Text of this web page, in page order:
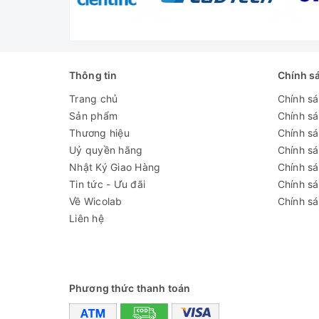
- Chức năng an toàn: Cảnh báo nhiệt độ cao/
Đánh giá
Thông tin
Trang chủ
Sản phẩm
Thương hiệu
Uỷ quyền hãng
Nhật Ký Giao Hàng
Tin tức - Ưu đãi
Về Wicolab
Liên hệ
Chính
Chính
Chính
Chính
Chính
Chính
Chính
Chính
Phương thức thanh toán